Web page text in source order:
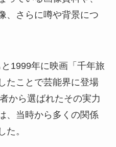
、さらに噂や背景につ
1999年に映画「千年旅
たことで芸能界に登場
から選ばれたその実力
、当時から多くの関係
た。